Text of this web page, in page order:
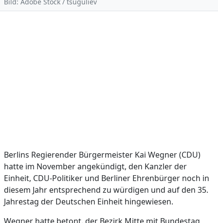
Berlins Regierender Bürgermeister Kai Wegner (CDU)
hatte im November angekündigt, den Kanzler der
Einheit, CDU-Politiker und Berliner Ehrenbürger noch in
diesem Jahr entsprechend zu würdigen und auf den 35.
Jahrestag der Deutschen Einheit hingewiesen.